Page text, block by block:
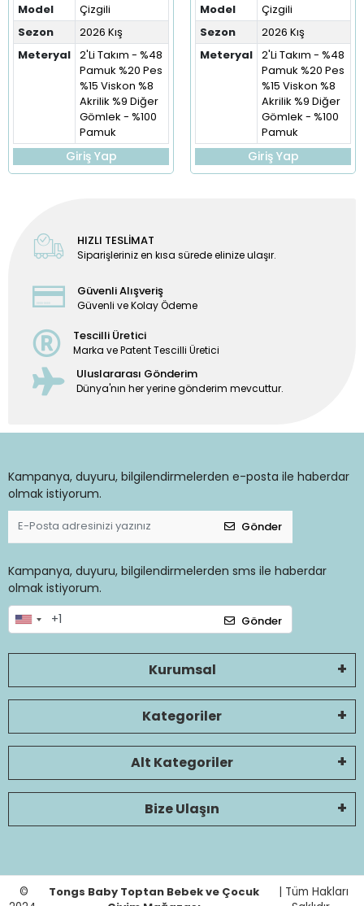
Model
Çizgili
Sezon
2026 Kış
Meteryal 2'Li Takım - %48
Pamuk %20 Pes
%15 Viskon %8
Akrilik %9 Diğer
Gömlek - %100
Pamuk
Giriş Yap
Model
Çizgili
Sezon
2026 Kış
Meteryal 2'Li Takım - %48
Pamuk %20 Pes
%15 Viskon %8
Akrilik %9 Diğer
Gömlek - %100
Pamuk
Giriş Yap
HIZLI TESLİMAT
Siparişleriniz en kısa sürede elinize ulaşır.
Güvenli Alışveriş
Güvenli ve Kolay Ödeme
Tescilli Üretici
Marka ve Patent Tescilli Üretici
Uluslararası Gönderim
Dünya'nın her yerine gönderim mevcuttur.
Kampanya, duyuru, bilgilendirmelerden e-posta ile haberdar
olmak istiyorum.
Gönder
Kampanya, duyuru, bilgilendirmelerden sms ile haberdar
olmak istiyorum.
Gönder
Kurumsal
Kategoriler
Alt Kategoriler
Bize Ulaşın
©
Tongs Baby Toptan Bebek ve Çocuk
| Tüm Hakları